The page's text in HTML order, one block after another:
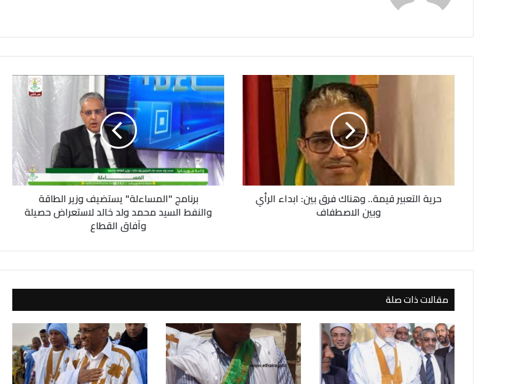
ب
م
.
.
ه
ن
ا
ك
حرية التعبير قيمة.. وهناك فرق بين: ابداء الرأي
وبين الاصطفاف
ب
ر
ن
م
ج
"
ا
ل
ل
"
ي
ت
ض
ف
و
ز
برنامج "المساءلة" يستضيف وزير الطاقة
والنفط السيد محمد ولد خالد لاستعراض حصيلة
وآفاق القطاع
مقالات ذات صلة